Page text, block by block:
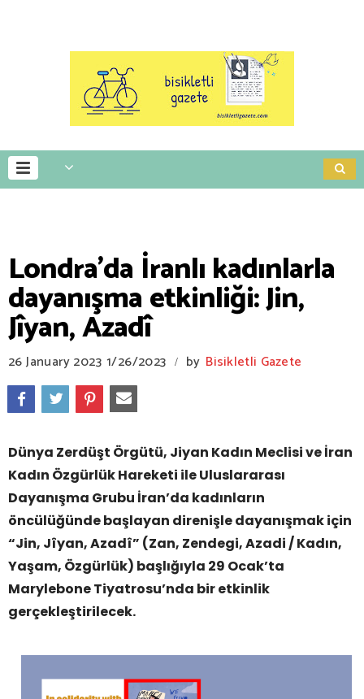
Londra’da İranlı kadınlarla
dayanışma etkinliği: Jin,
Jîyan, Azadî
26 January 2023 1/26/2023 / by Bisikletli Gazete
Dünya Zerdüşt Örgütü, Jiyan Kadın Meclisi ve İran
Kadın Özgürlük Hareketi ile Uluslararası
Dayanışma Grubu İran’da kadınların
öncülüğünde başlayan direnişle dayanışmak için
“Jin, Jîyan, Azadî” (Zan, Zendegi, Azadi / Kadın,
Yaşam, Özgürlük) başlığıyla 29 Ocak’ta
Marylebone Tiyatrosu’nda bir etkinlik
gerçekleştirilecek.